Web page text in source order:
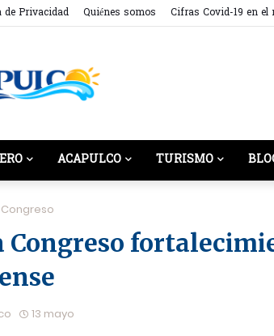
de Privacidad Quiénes somos Cifras Covid-19 en el
ACAPULCO TURISMO
Congreso
Congreso
13 mayo